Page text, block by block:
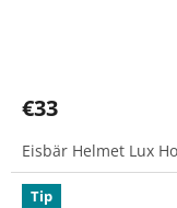
€33
Eisbär Helmet Lux
Tip